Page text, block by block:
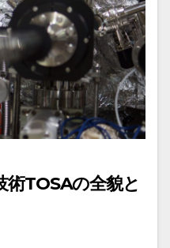
術TOSAの全貌と